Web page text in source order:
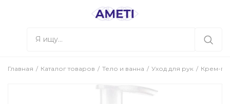
Главная Каталог товаров Тело и ванна Уход для рук Крем-